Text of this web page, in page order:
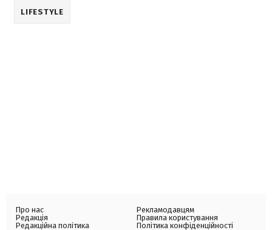
LIFESTYLE
Про нас
Редакція
Редакційна політика
Рекламодавцям
Правила користування
Політика конфіденційності